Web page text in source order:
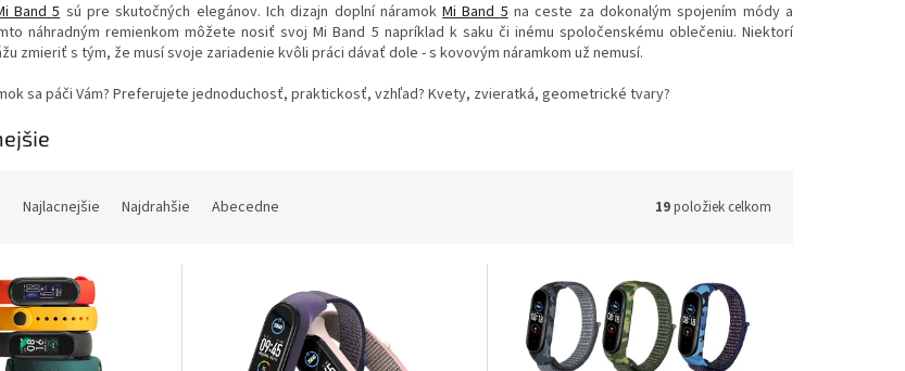
Band 5sú pre skutočných elegánov. Ich dizajn doplní náramokMi Band 5na ceste za dokonalým spojením módy a
náhradným remienkom môžete nosiť svoj Mi Band 5 napríklad k saku či inému spoločenskému oblečeniu. Niektorí
zmieriť s tým, že musí svoje zariadenie kvôli práci dávať dole - s kovovým náramkom už nemusí.
sa páči Vám? Preferujete jednoduchosť, praktickosť, vzhľad? Kvety, zvieratká, geometrické tvary?
Najlacnejšie Najdrahšie Abecedne 19položiek celkom